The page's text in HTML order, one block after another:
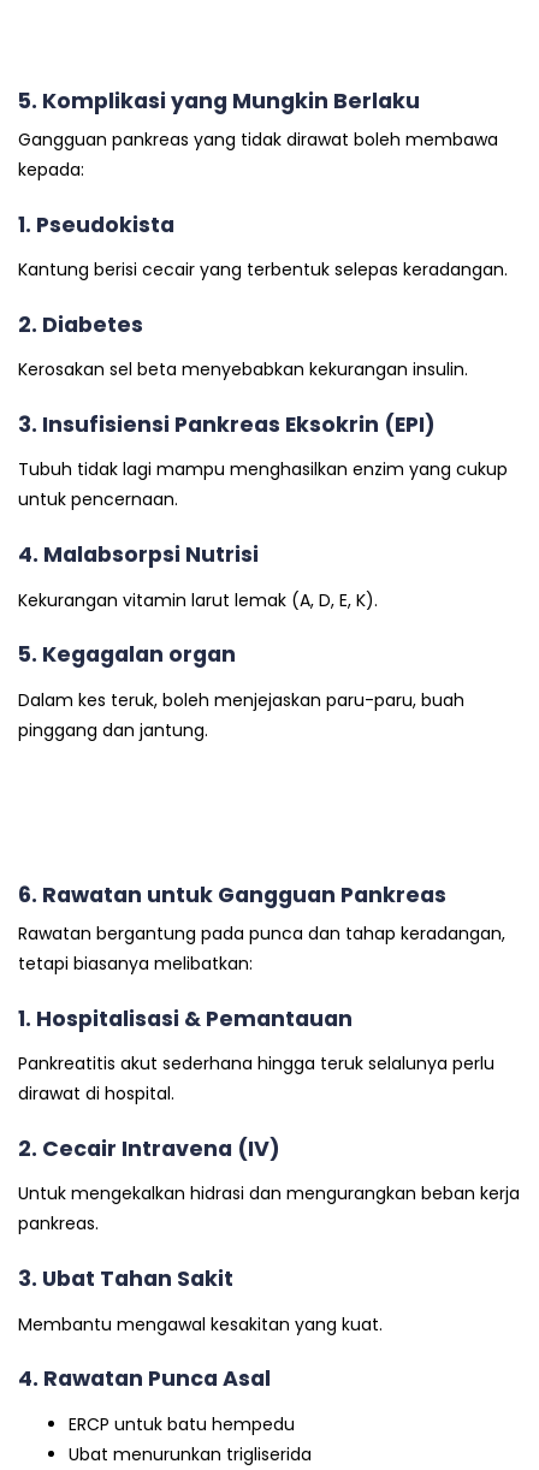
5. Komplikasi yang Mungkin Berlaku
Gangguan pankreas yang tidak dirawat boleh membawa
kepada:
1. Pseudokista
Kantung berisi cecair yang terbentuk selepas keradangan.
2. Diabetes
Kerosakan sel beta menyebabkan kekurangan insulin.
3. Insufisiensi Pankreas Eksokrin (EPI)
Tubuh tidak lagi mampu menghasilkan enzim yang cukup
untuk pencernaan.
4. Malabsorpsi Nutrisi
Kekurangan vitamin larut lemak (A, D, E, K).
5. Kegagalan organ
Dalam kes teruk, boleh menjejaskan paru-paru, buah
pinggang dan jantung.
6. Rawatan untuk Gangguan Pankreas
Rawatan bergantung pada punca dan tahap keradangan,
tetapi biasanya melibatkan:
1. Hospitalisasi & Pemantauan
Pankreatitis akut sederhana hingga teruk selalunya perlu
dirawat di hospital.
2. Cecair Intravena (IV)
Untuk mengekalkan hidrasi dan mengurangkan beban kerja
pankreas.
3. Ubat Tahan Sakit
Membantu mengawal kesakitan yang kuat.
4. Rawatan Punca Asal
ERCP untuk batu hempedu
Ubat menurunkan trigliserida